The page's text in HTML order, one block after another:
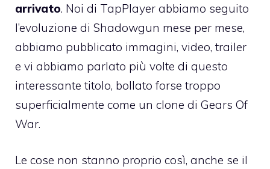
arrivato. Noi di TapPlayer abbiamo seguito
l’evoluzione di Shadowgun mese per mese,
abbiamo pubblicato immagini, video, trailer
e vi abbiamo parlato più volte di questo
interessante titolo, bollato forse troppo
superficialmente come un clone di Gears Of
War.
Le cose non stanno proprio così, anche se il